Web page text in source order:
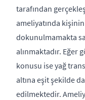
tarafından
ameliyatında
dokunulmamakta
alınmaktadır. Eğer
konusu ise yağ
altına eşit şekilde
edilmektedir.